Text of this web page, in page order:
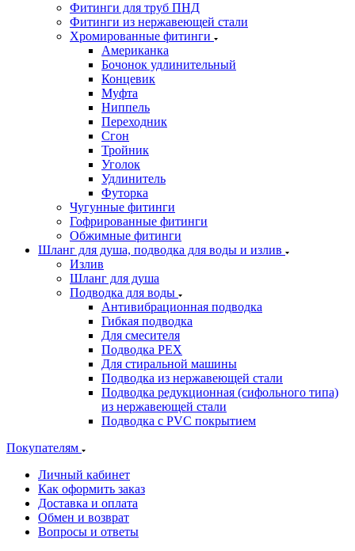
Фитинги для труб ПНД
Фитинги из нержавеющей стали
Хромированные фитинги
Американка
Бочонок удлинительный
Концевик
Муфта
Ниппель
Переходник
Сгон
Тройник
Уголок
Удлинитель
Футорка
Чугунные фитинги
Гофрированные фитинги
Обжимные фитинги
Шланг для душа, подводка для воды и излив
Излив
Шланг для душа
Подводка для воды
Антивибрационная подводка
Гибкая подводка
Для смесителя
Подводка PEX
Для стиральной машины
Подводка из нержавеющей стали
Подводка редукционная (сифольного типа)
из нержавеющей стали
Подводка с PVC покрытием
Покупателям
Личный кабинет
Как оформить заказ
Доставка и оплата
Обмен и возврат
Вопросы и ответы